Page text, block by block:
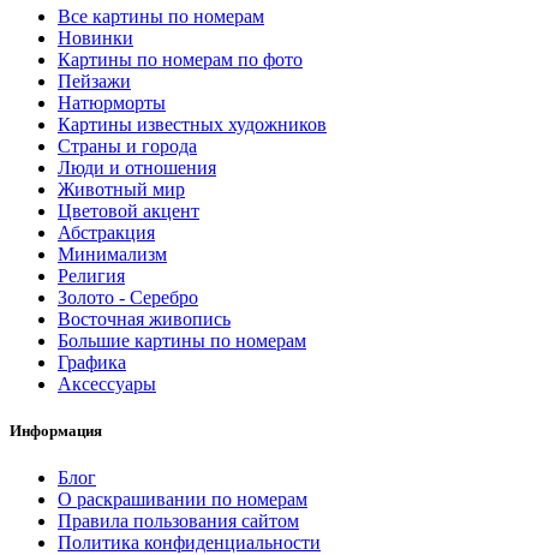
Все картины по номерам
Новинки
Картины по номерам по фото
Пейзажи
Натюрморты
Картины известных художников
Страны и города
Люди и отношения
Животный мир
Цветовой акцент
Абстракция
Минимализм
Религия
Золото - Серебро
Восточная живопись
Большие картины по номерам
Графика
Аксессуары
Информация
Блог
О раскрашивании по номерам
Правила пользования сайтом
Политика конфиденциальности